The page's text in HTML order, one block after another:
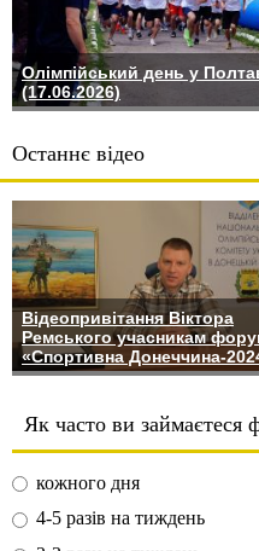
Олімпійський день у
(17.06.2026)
Останнє відео
Відеопривітання Віктора
Ремського учасникам
«Спортивна Донеччина-
Як часто ви займаєтеся
кожного дня
4-5 разів на тиждень